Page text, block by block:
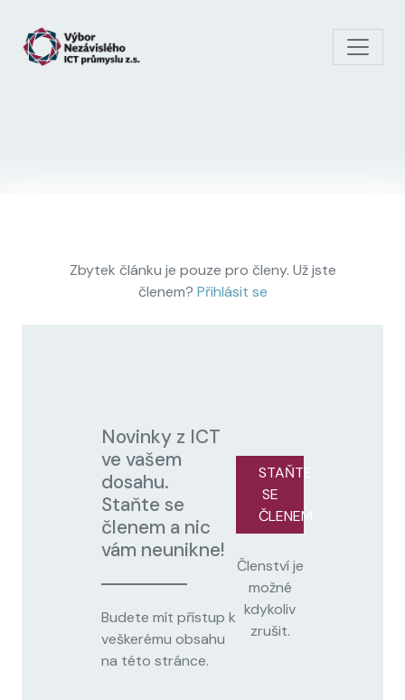
Zbytek článku je pouze pro členy. Už jste
členem? Přihlásit se
Novinky z ICT
ve vašem
dosahu.
Staňte se
členem a nic
vám neunikne!
Budete mít přístup k
veškerému obsahu
na této stránce.
STAŇTE
SE
ČLENEM
Členství je
možné
kdykoliv
zrušit.